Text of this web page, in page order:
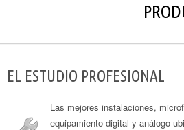
EL ESTUDIO PROFESIONAL
Las mejores instalaciones,
equipamiento digital y análogo